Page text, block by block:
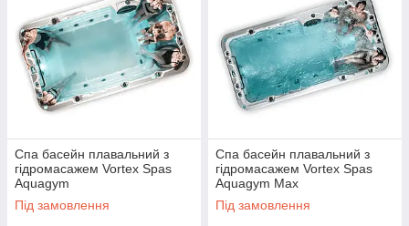
Спа басейн плавальний з
гідромасажем Vortex Spas
Aquagym
Під замовлення
Спа басейн плавальний з
гідромасажем Vortex Spas
Aquagym Max
Під замовлення